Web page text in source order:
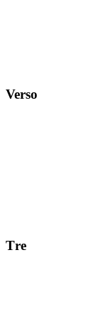
Verso
Тre